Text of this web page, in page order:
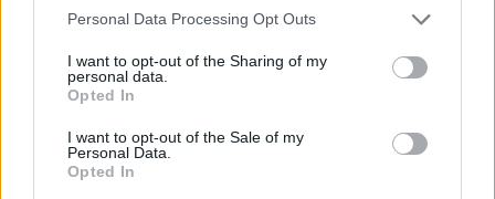
Personal Data Processing Opt Outs
I want to opt-out of the Sharing of my
personal data.
Opted In
I want to opt-out of the Sale of my
Personal Data.
Opted In
Raktažodžiai
santykiai psichologija